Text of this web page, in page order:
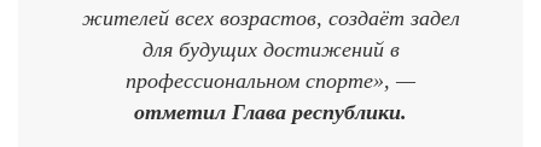
жителей всех возрастов, создаёт задел
для будущих достижений в
профессиональном спорте», —
отметил Глава республики.